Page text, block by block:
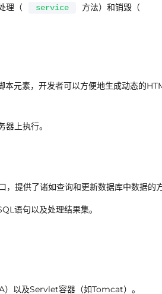
理（ service 方法）和销毁（
本元素，开发者可以方便地生成动态的
上执行。
提供了诸如查询和更新数据库中数据的
语句以及处理结果集。
以及Servlet容器（如Tomcat）。